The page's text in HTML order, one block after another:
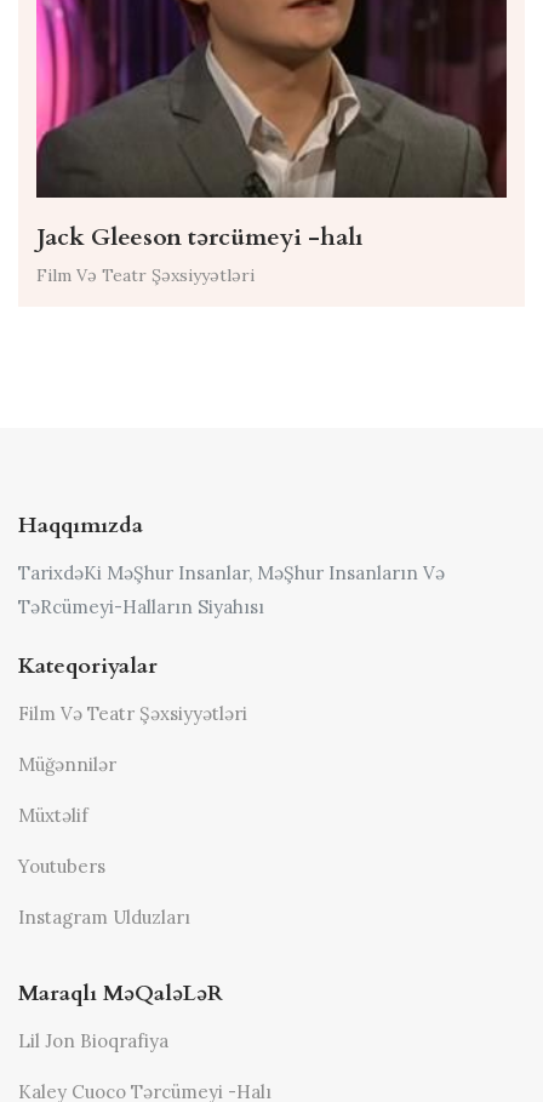
Jack Gleeson tərcümeyi -halı
Film Və Teatr Şəxsiyyətləri
Haqqımızda
TarixdəKi MəŞhur Insanlar, MəŞhur Insanların Və
TəRcümeyi-Halların Siyahısı
Kateqoriyalar
Film Və Teatr Şəxsiyyətləri
Müğənnilər
Müxtəlif
Youtubers
Instagram Ulduzları
Maraqlı MəQaləLəR
Lil Jon Bioqrafiya
Kaley Cuoco Tərcümeyi -halı